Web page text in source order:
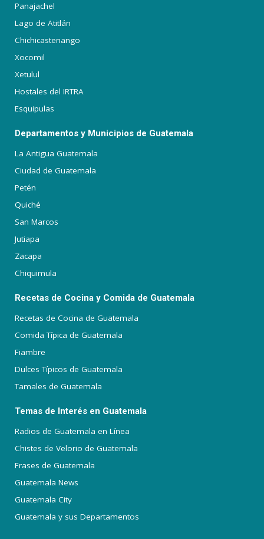
Panajachel
Lago de Atitlán
Chichicastenango
Xocomil
Xetulul
Hostales del IRTRA
Esquipulas
Departamentos y Municipios de Guatemala
La Antigua Guatemala
Ciudad de Guatemala
Petén
Quiché
San Marcos
Jutiapa
Zacapa
Chiquimula
Recetas de Cocina y Comida de Guatemala
Recetas de Cocina de Guatemala
Comida Típica de Guatemala
Fiambre
Dulces Típicos de Guatemala
Tamales de Guatemala
Temas de Interés en Guatemala
Radios de Guatemala en Línea
Chistes de Velorio de Guatemala
Frases de Guatemala
Guatemala News
Guatemala City
Guatemala y sus Departamentos